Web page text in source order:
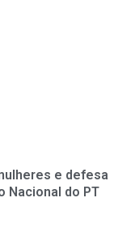
e defesa
Nacional do PT